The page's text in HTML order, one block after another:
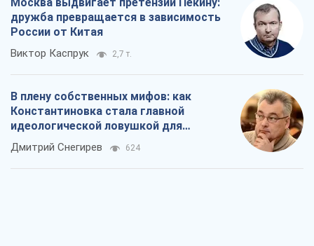
дружба превращается в зависимость
России от Китая
Виктор Каспрук 2,7 т.
В плену собственных мифов: как
Константиновка стала главной
идеологической ловушкой для
российских оккупантов
Дмитрий Снегирев 624